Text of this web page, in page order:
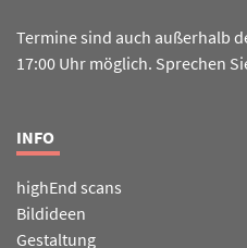
Termine sind auch außerhalb
17:00 Uhr möglich. Sprechen
INFO
highEnd scans
Bildideen
Gestaltung